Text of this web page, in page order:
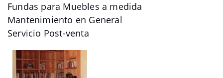
Fundas para Muebles a medida
Mantenimiento en General
Servicio Post-venta